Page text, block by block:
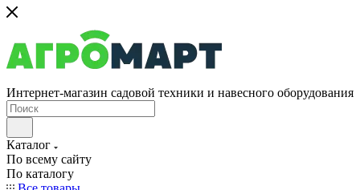
Интернет-магазин садовой техники и навесного оборудования
Каталог
По всему сайту
По каталогу